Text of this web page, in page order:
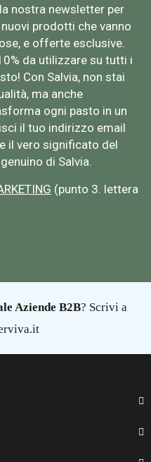
nostra newsletter per
prodotti che vanno
e offerte esclusive.
da utilizzare su tutti i
Con Salvia, non stai
ma anche
ogni pasto in un
il tuo indirizzo email
il vero significato del
di Salvia.
(punto 3. lettera
Aziende B2B? Scrivi a